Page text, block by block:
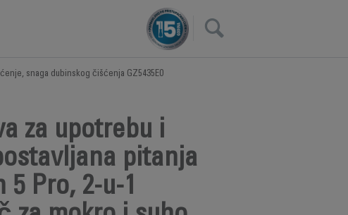
×
snaga dubinskog čišćenja GZ5435E0
za upotrebu i
pitanja
5 Pro, 2-u-1